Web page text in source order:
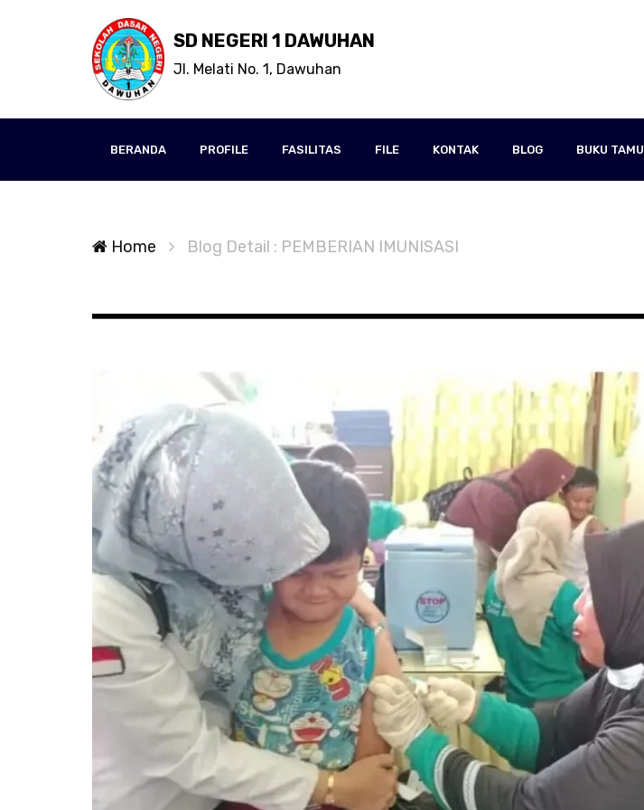
SD NEGERI 1 DAWUHAN
Jl. Melati No. 1, Dawuhan
BERANDA PROFILE FASILITAS FILE KONTAK BLOG BUKU TAMU
Home Blog Detail : PEMBERIAN IMUNISASI